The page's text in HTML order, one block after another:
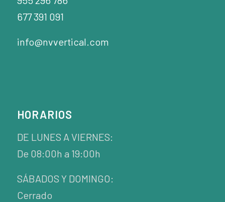
677 391 091
info@nvvertical.com
HORARIOS
DE LUNES A VIERNES:
De 08:00h a 19:00h
SÁBADOS Y DOMINGO:
Cerrado